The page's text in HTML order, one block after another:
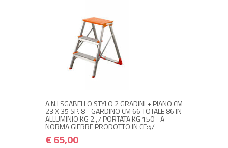
A.N.I SGABELLO STYLO 2 GRADINI + PIANO CM
23 X 35 SP. 8 - GARDINO CM 66 TOTALE 86 IN
ALLUMINIO KG 2.,7 PORTATA KG 150 - A
NORMA GIERRE PRODOTTO IN CE:§/
€ 65,00
NON DISPONIBILE A MAGAZZINO
Avvisami quando disponibile